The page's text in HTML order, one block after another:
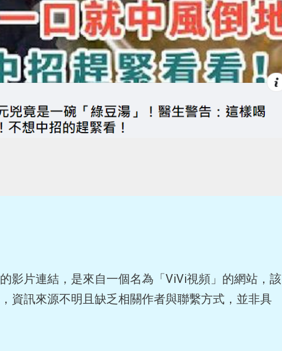
影片連結，是來自一個名為「ViVi視頻」的網站，該
資訊來源不明且缺乏相關作者與聯繫方式，並非具